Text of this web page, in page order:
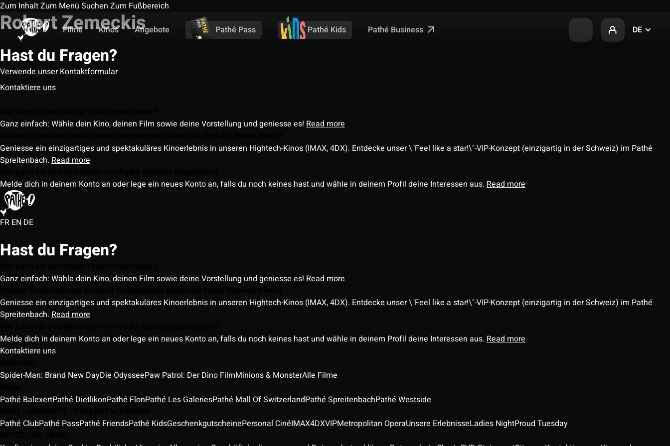
Zum InhaltZum Menü Suchen Zum Fußbereich
Filme
Kinos Angebote Pathé Pass Pathé Kids Pathé Business DE
Robert Zemeckis
Hast du Fragen?
Verwende unser Kontaktformular
Kontaktiere uns
Ganz einfach: Wähle dein Kino, deinen Film sowie deine Vorstellung und geniesse es! Read more
Geniesse ein einzigartiges und spektakuläres Kinoerlebnis in unseren Hightech-Kinos (IMAX, 4DX). Entdecke unser \"Feel like a star!\"-VIP-Konzept (einzigartig in der Schweiz) im Pathé
Spreitenbach. Read more
Melde dich in deinem Konto an oder lege ein neues Konto an, falls du noch keines hast und wähle in deinem Profil deine Interessen aus. Read more
FR EN DE
Hast du Fragen?
Ganz einfach: Wähle dein Kino, deinen Film sowie deine Vorstellung und geniesse es! Read more
Geniesse ein einzigartiges und spektakuläres Kinoerlebnis in unseren Hightech-Kinos (IMAX, 4DX). Entdecke unser \"Feel like a star!\"-VIP-Konzept (einzigartig in der Schweiz) im Pathé
Spreitenbach. Read more
Melde dich in deinem Konto an oder lege ein neues Konto an, falls du noch keines hast und wähle in deinem Profil deine Interessen aus. Read more
Kontaktiere uns
Spider-Man: Brand New DayDie OdysseePaw Patrol: Der Dino FilmMinions & MonsterAlle Filme
Pathé BalexertPathé DietlikonPathé FlonPathé Les GaleriesPathé Mall Of SwitzerlandPathé SpreitenbachPathé Westside
Pathé ClubPathé PassPathé FriendsPathé KidsGeschenkgutscheinePersonal CinéIMAX4DXVIPMetropolitan OperaUnsere ErlebnisseLadies NightProud Tuesday